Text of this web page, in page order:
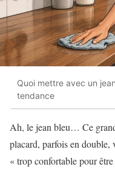
Quoi mettre avec un
tendance
Ah, le jean bleu… Ce
placard, parfois en double,
« trop confortable pour